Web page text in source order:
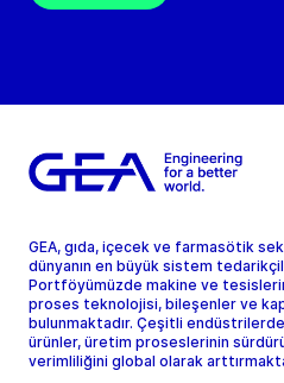
GEA, gıda, içecek ve farmasötik
dünyanın en büyük sistem
Portföyümüzde makine ve tesislerin
proses teknolojisi, bileşenler ve
bulunmaktadır. Çeşitli endüstrilerde
ürünler, üretim proseslerinin
verimliliğini global olarak